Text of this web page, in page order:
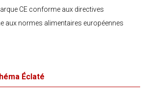
CE conforme aux directives
aux normes alimentaires européennes
Éclaté